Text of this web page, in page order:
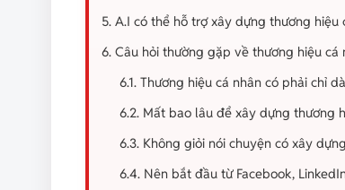
5. A.I có thể hỗ trợ xây dựng thương hiệu
6. Câu hỏi thường gặp về thương hiệu cá
6.1. Thương hiệu cá nhân có phải chỉ
6.2. Mất bao lâu để xây dựng thương
6.3. Không giỏi nói chuyện có xây
6.4. Nên bắt đầu từ Facebook,